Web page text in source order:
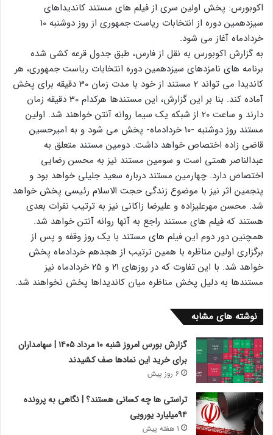
اکوبورس: پخش اولین سری از فیلم های مستند کاندیداهای
سیزدهمین دوره از انتخابات ریاست جمهوری از روز دوشنبه 10
خردادماه آغاز می شود.
به گزارش اکوبورس به نقل از فارس، طبق جدول قرعه کشی شده
برنامه های نامزدهای سیزدهمین دوره انتخابات ریاست جمهوری، هر
کاندیدا می تواند 2 مستند از خود با مدت زمان 30 دقیقه برای پخش
آماده کند. بنا بر این گزارش، این مستندها هرکدام 30 دقیقه زمان
دارند و ساعت 20 از شبکه یک سیما روانه آنتن خواهند شد. اولین
مستند روز دوشنبه -10 خردادماه- پخش می شود و به امیرحسین
قاضی زاده اختصاص خواهد داشت. دومین مستند متعلق به
عبدالناصر همتی است و سومین مستند نیز به محسن رضایی
اختصاص دارد. چهارمین مستند درباره سعید جلیلی خواهد بود و
پنجمین اثر نیز با موضوع زندگی حجت الاسلام رئیسی پخش خواهد
شد. محسن مهرعلیزاده و علیرضا زاکانی نیز به ترتیب نفرات بعدی
هستند که فیلم های مستند راجع به آنها روانه آنتن خواهد شد.
همچنین دور دوم این فیلم های مستند با یک روز وقفه و پس از
برگزاری اولین مناظره با همین ترتیب از هجدهم خردادماه پخش
خواهد شد. با این تفاوت که در روزهای 21 و 25 خردادماه نیز
مستندها به دلیل پخش مناظره میان کاندیداها پخش نخواهند شد.
نوشته های مشابه
گزارش بورس امروز شنبه ۱۰ مرداد ۱۴۰۵ | سهامداران
برای خرید این نمادها صف کشیدند
6 روز پیش
تراستی ها چه کسانی هستند؟ | نگاهی به پرونده
۹۴میلیارد یورویی
1 هفته پیش